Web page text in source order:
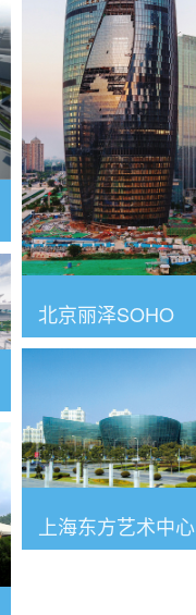
北京丽泽SOHO
上海东方艺术中心